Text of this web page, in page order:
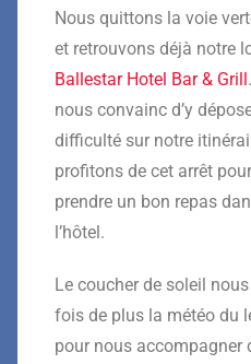
Nous quittons la voie
et retrouvons déjà notre
Ballestar Hotel Bar & Grill
nous convainc d’y
difficulté sur notre
profitons de cet arrêt
prendre un bon repas
l’hôtel.
Le coucher de soleil
fois de plus la météo du
pour nous accompagner